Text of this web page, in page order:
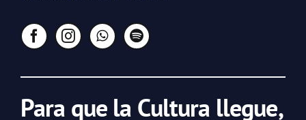
Para que la Cultura llegue,